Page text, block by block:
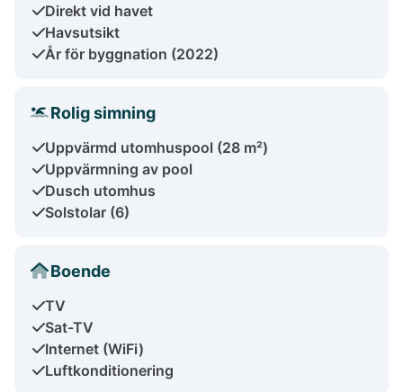
Direkt vid havet
Havsutsikt
År för byggnation (2022)
Rolig simning
Uppvärmd utomhuspool (28 m²)
Uppvärmning av pool
Dusch utomhus
Solstolar (6)
Boende
TV
Sat-TV
Internet (WiFi)
Luftkonditionering